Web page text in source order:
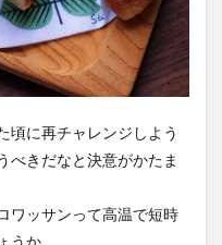
頃に再チャレンジしよう
べきだなと決意がかたま
ワッサンって高温で短時
か。